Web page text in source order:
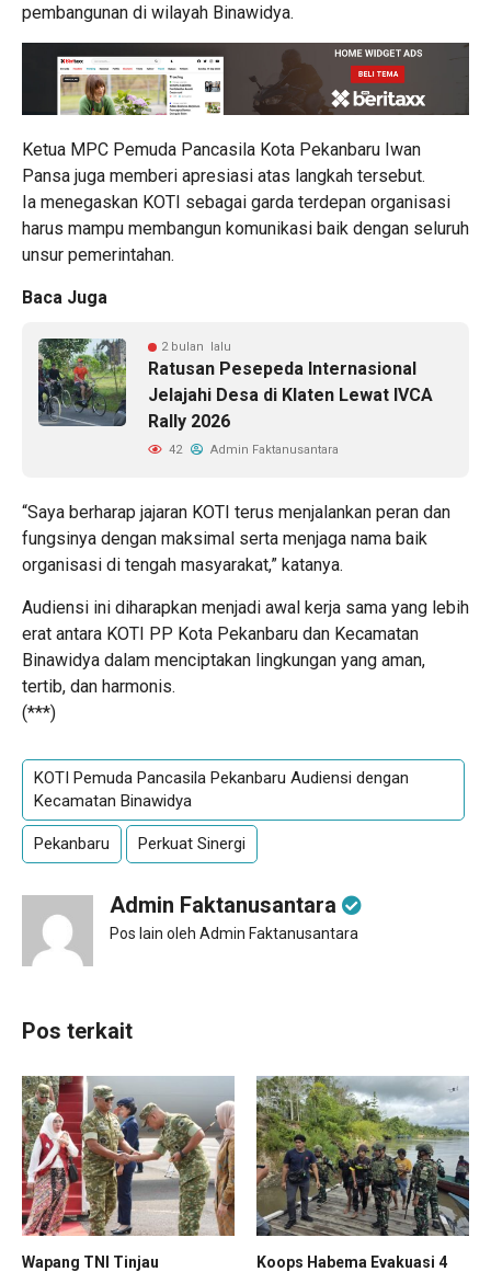
pembangunan di wilayah Binawidya.
Ketua MPC Pemuda Pancasila Kota Pekanbaru Iwan
Pansa juga memberi apresiasi atas langkah tersebut.
Ia menegaskan KOTI sebagai garda terdepan organisasi
harus mampu membangun komunikasi baik dengan seluruh
unsur pemerintahan.
Baca Juga
2 bulan lalu
Ratusan Pesepeda Internasional
Jelajahi Desa di Klaten Lewat IVCA
Rally 2026
42 Admin Faktanusantara
“Saya berharap jajaran KOTI terus menjalankan peran dan
fungsinya dengan maksimal serta menjaga nama baik
organisasi di tengah masyarakat,” katanya.
Audiensi ini diharapkan menjadi awal kerja sama yang lebih
erat antara KOTI PP Kota Pekanbaru dan Kecamatan
Binawidya dalam menciptakan lingkungan yang aman,
tertib, dan harmonis.
(***)
KOTI Pemuda Pancasila Pekanbaru Audiensi dengan
Kecamatan Binawidya
Pekanbaru Perkuat Sinergi
Admin Faktanusantara
Pos lain oleh Admin Faktanusantara
Pos terkait
Wapang TNI Tinjau
Koops Habema Evakuasi 4